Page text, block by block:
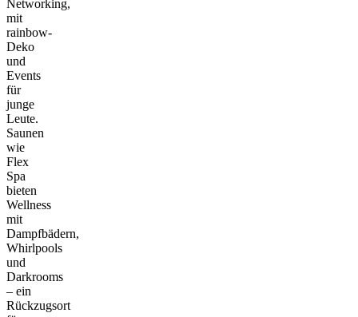
Networking,
mit
rainbow-
Deko
und
Events
für
junge
Leute.
Saunen
wie
Flex
Spa
bieten
Wellness
mit
Dampfbädern,
Whirlpools
und
Darkrooms
– ein
Rückzugsort